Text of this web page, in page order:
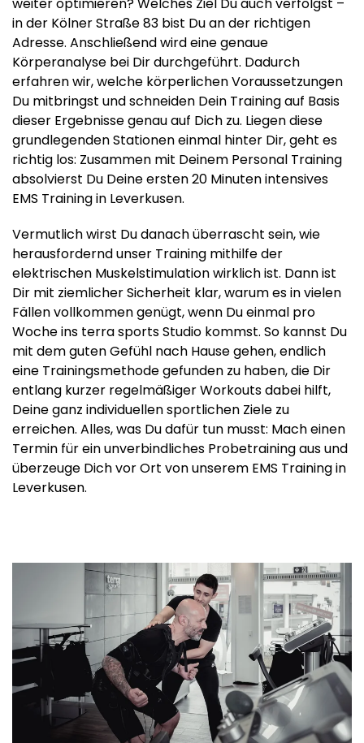
in der Kölner Straße 83 bist Du an der richtigen
Adresse. Anschließend wird eine genaue
Körperanalyse bei Dir durchgeführt. Dadurch
erfahren wir, welche körperlichen Voraussetzungen
Du mitbringst und schneiden Dein Training auf Basis
dieser Ergebnisse genau auf Dich zu. Liegen diese
grundlegenden Stationen einmal hinter Dir, geht es
richtig los: Zusammen mit Deinem Personal Training
absolvierst Du Deine ersten 20 Minuten intensives
EMS Training in Leverkusen.
Vermutlich wirst Du danach überrascht sein, wie
herausfordernd unser Training mithilfe der
elektrischen Muskelstimulation wirklich ist. Dann ist
Dir mit ziemlicher Sicherheit klar, warum es in vielen
Fällen vollkommen genügt, wenn Du einmal pro
Woche ins terra sports Studio kommst. So kannst Du
mit dem guten Gefühl nach Hause gehen, endlich
eine Trainingsmethode gefunden zu haben, die Dir
entlang kurzer regelmäßiger Workouts dabei hilft,
Deine ganz individuellen sportlichen Ziele zu
erreichen. Alles, was Du dafür tun musst: Mach einen
Termin für ein unverbindliches Probetraining aus und
überzeuge Dich vor Ort von unserem EMS Training in
Leverkusen.